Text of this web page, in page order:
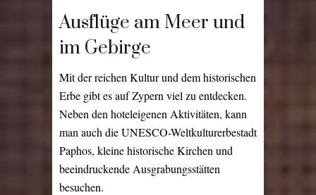
Ausflüge am Meer und
im Gebirge
Mit der reichen Kultur und dem historischen
Erbe gibt es auf Zypern viel zu entdecken.
Neben den hoteleigenen Aktivitäten, kann
man auch die UNESCO-Weltkulturerbestadt
Paphos, kleine historische Kirchen und
beeindruckende Ausgrabungsstätten
besuchen.